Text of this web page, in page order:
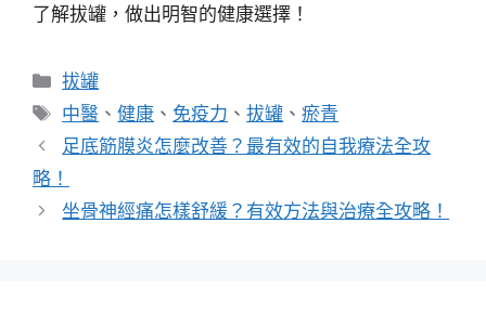
了解拔罐，做出明智的健康選擇！
分
類
拔罐
標
籤
中醫 、健康 、 免疫力 、拔罐 、瘀青
足底筋膜炎怎麼改善？最有效的自我療法全攻
略！
坐骨神經痛怎樣舒緩？有效方法與治療全攻略！